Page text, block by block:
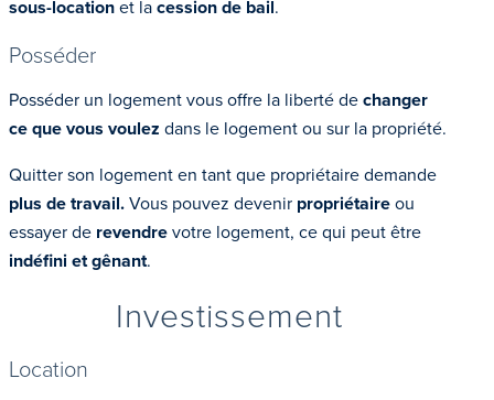
sous-locationet lacession de bail.
Posséder
Posséder un logement vous offre la liberté dechanger
ce que vous voulez dans le logement ou sur la propriété.
Quitter son logement en tant que propriétaire demande
plus de travail.Vous pouvez devenir propriétaireou
essayer de revendrevotre logement, ce qui peut être
indéfini et gênant.
Investissement
Location